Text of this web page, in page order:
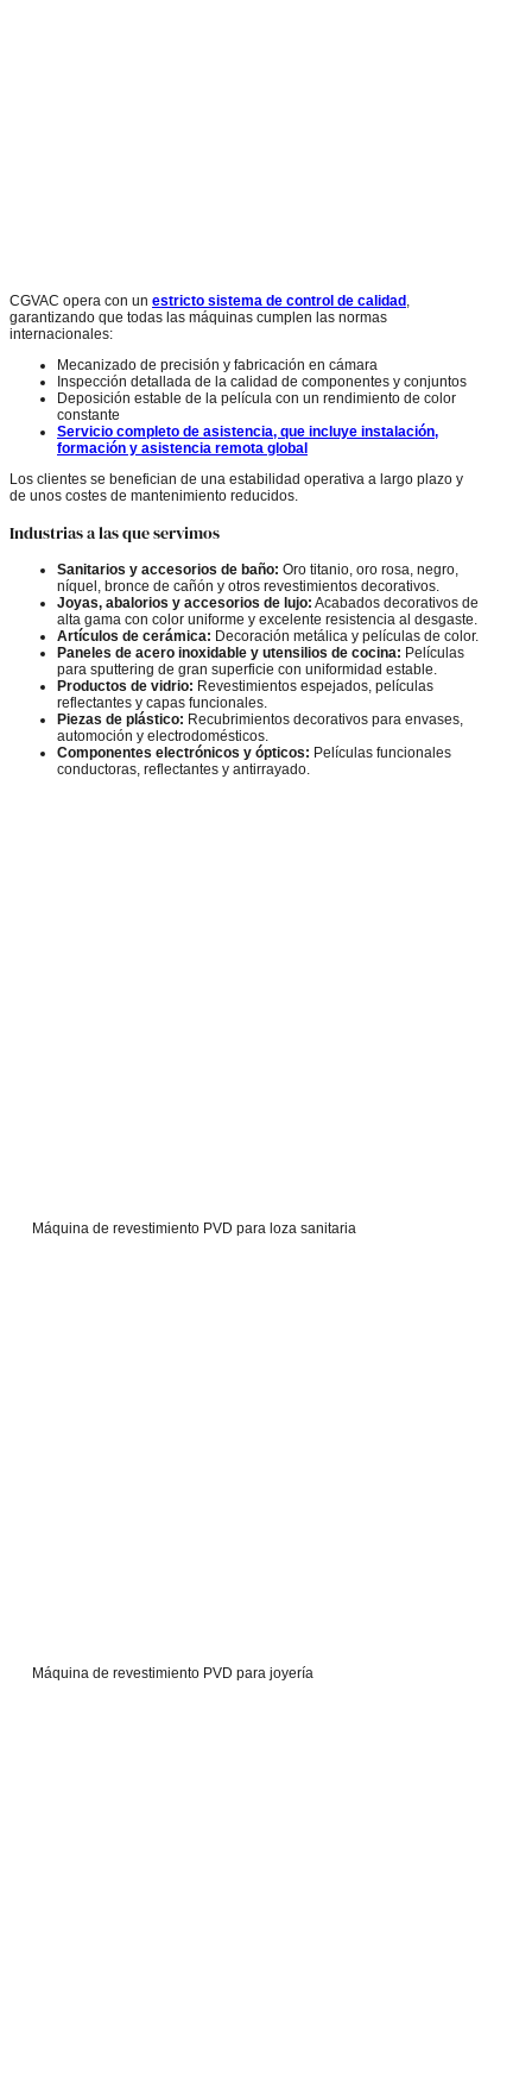
CGVAC opera con un estricto sistema de control de calidad ,
garantizando que todas las máquinas cumplen las normas
internacionales:
Mecanizado de precisión y fabricación en cámara
Inspección detallada de la calidad de componentes y conjuntos
Deposición estable de la película con un rendimiento de color
constante
Servicio completo de asistencia, que incluye instalación,
formación y asistencia remota global
Los clientes se benefician de una estabilidad operativa a largo plazo y
de unos costes de mantenimiento reducidos.
Industrias a las que servimos
Sanitarios y accesorios de baño: Oro titanio, oro rosa, negro,
níquel, bronce de cañón y otros revestimientos decorativos.
Joyas, abalorios y accesorios de lujo: Acabados decorativos de
alta gama con color uniforme y excelente resistencia al desgaste.
Artículos de cerámica: Decoración metálica y películas de color.
Paneles de acero inoxidable y utensilios de cocina: Películas
para sputtering de gran superficie con uniformidad estable.
Productos de vidrio: Revestimientos espejados, películas
reflectantes y capas funcionales.
Piezas de plástico: Recubrimientos decorativos para envases,
automoción y electrodomésticos.
Componentes electrónicos y ópticos: Películas funcionales
conductoras, reflectantes y antirrayado.
Máquina de revestimiento PVD para loza sanitaria
Máquina de revestimiento PVD para joyería